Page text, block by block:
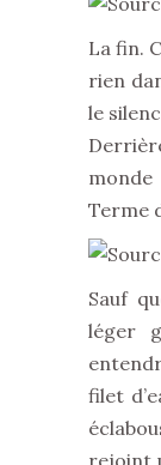
La fin.
rien
le
Terme
Sauf
léger
filet
rejoint